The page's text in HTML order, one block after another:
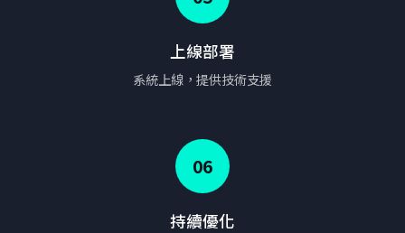
上線部署
系統上線，提供技術支援
06
持續優化